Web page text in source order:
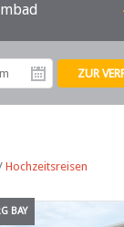
Hochzeitsreisen
BAY